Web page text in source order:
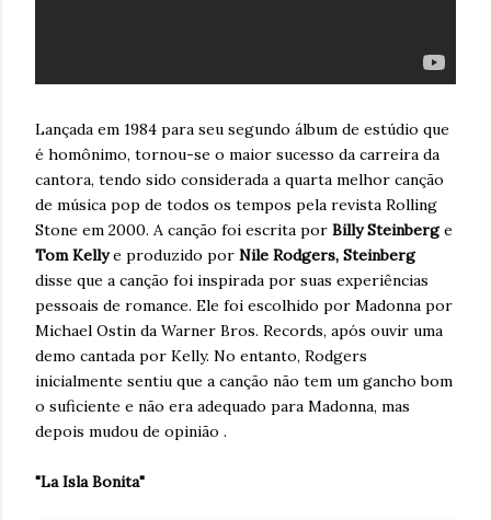
Lançada em 1984 para seu segundo álbum de estúdio que
é homônimo, tornou-se o maior sucesso da carreira da
cantora, tendo sido considerada a quarta melhor canção
de música pop de todos os tempos pela revista Rolling
Stone em 2000. A canção foi escrita por Billy Steinberge
Tom Kellye produzido por Nile Rodgers, Steinberg
disse que a canção foi inspirada por suas experiências
pessoais de romance. Ele foi escolhido por Madonna por
Michael Ostin da Warner Bros. Records, após ouvir uma
demo cantada por Kelly. No entanto, Rodgers
inicialmente sentiu que a canção não tem um gancho bom
o suficiente e não era adequado para Madonna, mas
depois mudou de opinião .
"La Isla Bonita"